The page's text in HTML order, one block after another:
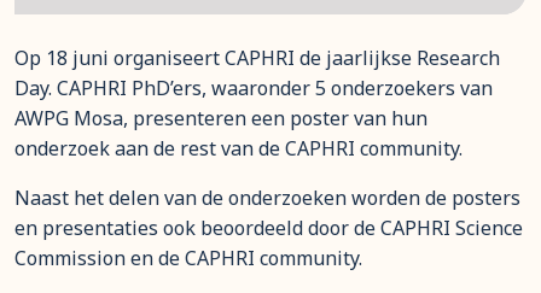
Op 18 juni organiseert CAPHRI de jaarlijkse Research
Day. CAPHRI PhD’ers, waaronder 5 onderzoekers van
AWPG Mosa, presenteren een poster van hun
onderzoek aan de rest van de CAPHRI community.
Naast het delen van de onderzoeken worden de posters
en presentaties ook beoordeeld door de CAPHRI Science
Commission en de CAPHRI community.